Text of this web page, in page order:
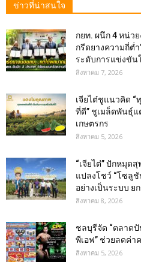
ข่าวที่น่าสนใจ
กยท. ผนึก 4 หน่ว
กรีดยางความถี่ต่
ระดับการแข่งขัน
สิงหาคม 7, 2026
เจียไต๋ชูแนวคิด “
ที่ดี” ชูเมล็ดพันธุ์
เกษตรกร
สิงหาคม 5, 2026
“เจียไต๋” ปักหมุด
แปลงโชว์ “โซลู
อย่างเป็นระบบ ย
สิงหาคม 8, 2026
ชลบุรีจัด “ตลาดปั
พีเอฟ” ช่วยลดค่
สิงหาคม 5, 2026